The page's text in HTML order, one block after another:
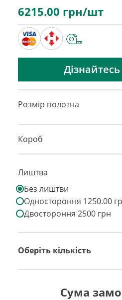
6215.00 грн/шт
Розмір полотна
Короб
Лиштва
Без лиштви
Одностороння 1250.00
Двостороння 2500 грн
Оберіть кількість
Сума